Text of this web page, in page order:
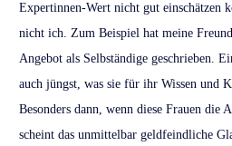
Expertinnen-Wert nicht gut einschätzen
nicht ich. Zum Beispiel hat meine
Angebot als Selbständige geschrieben.
auch jüngst, was sie für ihr Wissen und
Besonders dann, wenn diese Frauen die
scheint das unmittelbar geldfeindliche